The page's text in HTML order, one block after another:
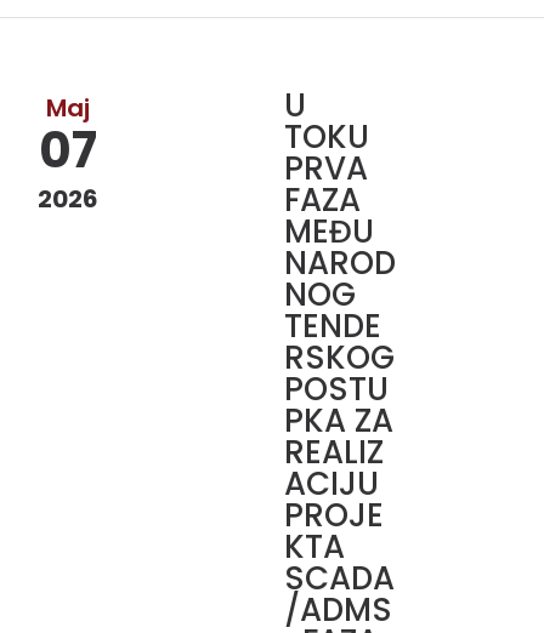
Maj
07
2026
U
TOKU
PRVA
FAZA
MEĐU
NAROD
NOG
TENDE
RSKOG
POSTU
PKA ZA
REALIZ
ACIJU
PROJE
KTA
SCADA
/ADMS